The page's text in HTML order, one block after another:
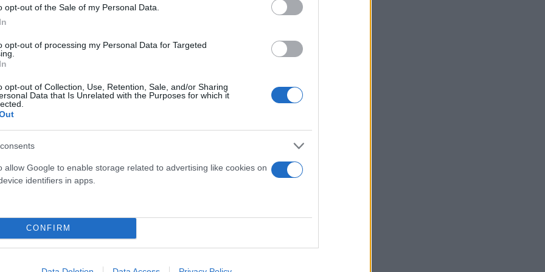
opt-out of the Sale of my Personal Data.
opt-out of processing my Personal Data for Targeted
opt-out of Collection, Use, Retention, Sale, and/or Sharing
Data that Is Unrelated with the Purposes for which it
allow Google to enable storage related to advertising like cookies on
identifiers in apps.
CONFIRM
και έτσι οι ελεγκτικές αρχές θα έχουν τη δυνατότητα
τις συναλλαγές
μέτρο που θα «κλείσει τα παράθυρα» για απόκρυψη
από το φορολογητέο εισόδημα προκειμένου οι
που δηλώνονται δεν μπορεί να υπολείπονται από αυτά που
ταμειακές-POS), ενώ ως τιμολόγια εξόδων θα
διαβιβαστεί ηλεκτρονικά στο myDATA.
πληρωμών (EFT/POS) στους υπόλοιπους κλάδους
Στόχος είναι η αύξηση των εσόδων από τον ΦΠΑ, ο
διεύρυνση της φορολογικής βάσης.